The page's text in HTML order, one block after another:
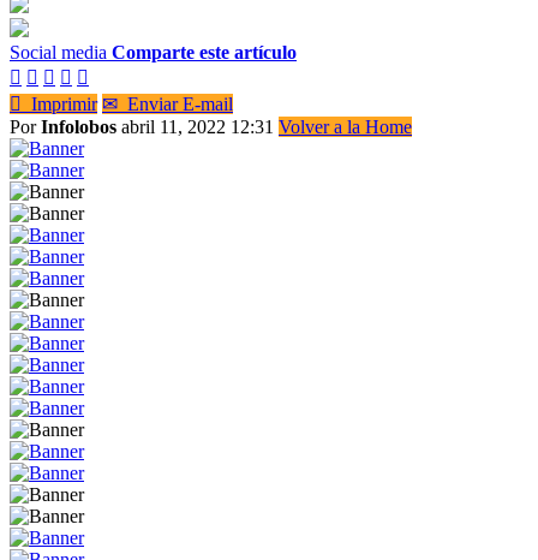
Social media Comparte este artículo
    
 Imprimir ✉ Enviar E-mail
PorInfolobos abril 11, 2022 12:31 Volver a la Home